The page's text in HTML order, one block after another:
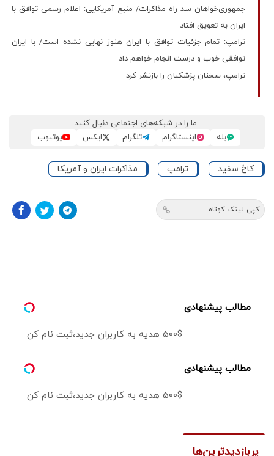
جمهوری‌خواهان سد راه مذاکرات/ منبع آمریکایی: اعلام رسمی توافق با
ایران به تعویق افتاد
ترامپ: تمام جزئیات توافق با ایران هنوز نهایی نشده است/ با ایران
توافقی خوب و درست انجام خواهم داد
ترامپ، سخنان پزشکیان را بازنشر کرد
ما را در شبکه‌های اجتماعی دنبال کنید
بله
اینستاگرام تلگرام ایکس یوتیوب
کاخ سفید ترامپ مذاکرات ایران و آمریکا
کپی لینک کوتاه
مطالب پیشنهادی
500$ هدیه به کاربران جدید،ثبت نام کن
مطالب پیشنهادی
500$ هدیه به کاربران جدید،ثبت نام کن
پربازدیدترین‌ها